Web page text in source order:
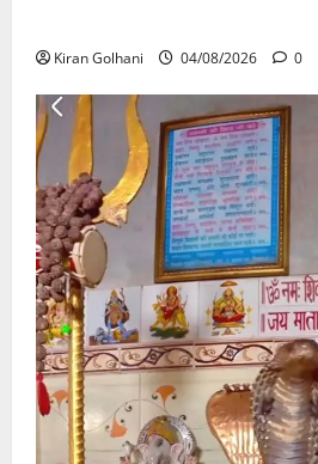
Kiran Golhani 04/08/2026 0